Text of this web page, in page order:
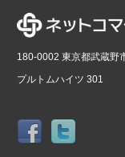
180-0002 東京都武蔵野
プルトムハイツ 301